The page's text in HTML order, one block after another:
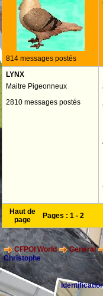
814 messages postés
LYNX
Maitre Pigeonneux
2810 messages postés
Haut de
page
Pages : 1 - 2
CFPOI World General
Christophe